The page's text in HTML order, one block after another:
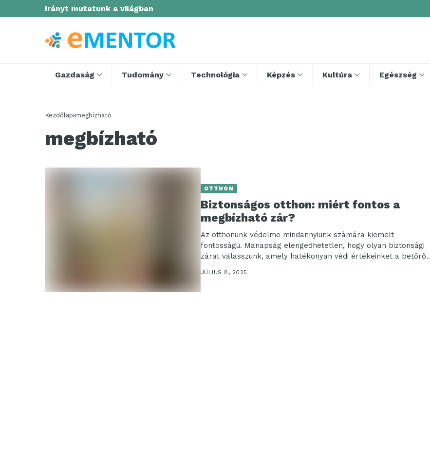
Irányt mutatunk a világban
Gazdaság Tudomány Technológia Képzés Kultúra Egészség
Kezdőlap megbízható
megbízható
OTTHON
Biztonságos otthon: miért fontos a
megbízható zár?
Az otthonunk védelme mindannyiunk számára kiemelt
fontosságú. Manapság elengedhetetlen, hogy olyan biztonsági
zárat válasszunk, amely hatékonyan védi értékeinket a betörők
ellen. Lényegében egy...
JÚLIUS 8, 2025